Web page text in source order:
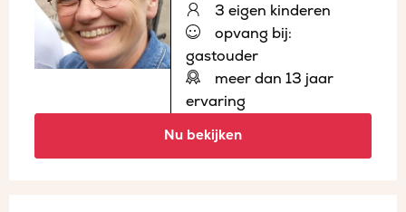
3 eigen kinderen
opvang bij:
gastouder
meer dan 13 jaar
ervaring
Nu bekijken